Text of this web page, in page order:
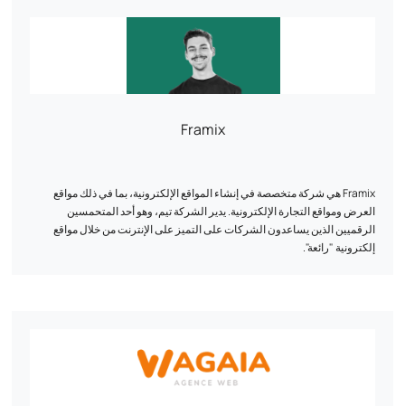
Framix
Framix هي شركة متخصصة في إنشاء المواقع الإلكترونية، بما في ذلك مواقع
العرض ومواقع التجارة الإلكترونية. يدير الشركة تيم، وهو أحد المتحمسين
الرقميين الذين يساعدون الشركات على التميز على الإنترنت من خلال مواقع
إلكترونية "رائعة".